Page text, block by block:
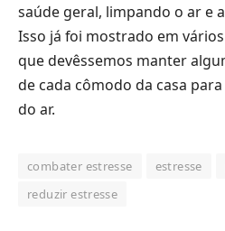
saúde geral, limpando o ar e
Isso já foi mostrado em
que devêssemos manter
de cada cômodo da casa
do ar.
combater estresse estresse
reduzir estresse